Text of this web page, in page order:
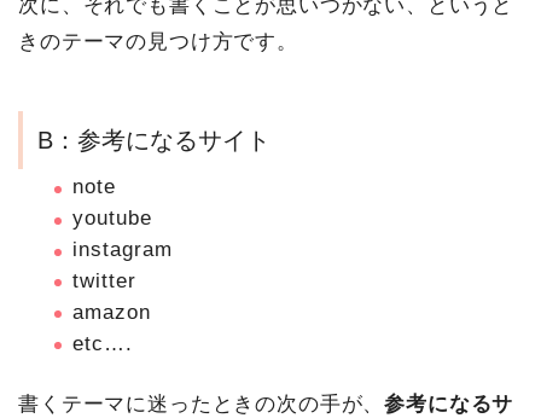
次に、それでも書くことが思いつかない、というと
きのテーマの見つけ方です。
B：参考になるサイト
note
youtube
instagram
twitter
amazon
etc….
書くテーマに迷ったときの次の手が、参考になるサ